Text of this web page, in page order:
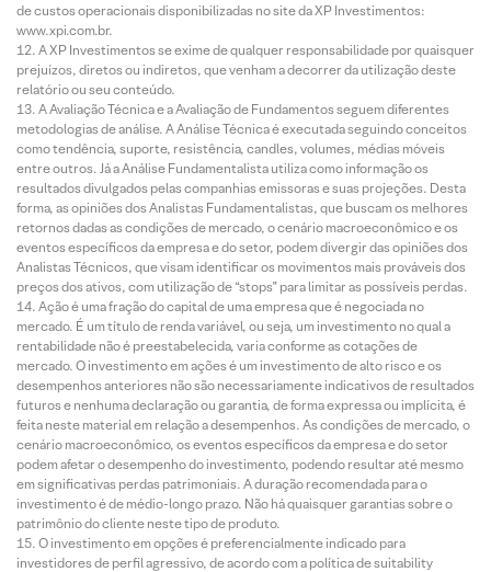
de custos operacionais disponibilizadas no site da XP Investimentos:
www.xpi.com.br.
A XP Investimentos se exime de qualquer responsabilidade por quaisquer
prejuízos, diretos ou indiretos, que venham a decorrer da utilização deste
relatório ou seu conteúdo.
A Avaliação Técnica e a Avaliação de Fundamentos seguem diferentes
metodologias de análise. A Análise Técnica é executada seguindo conceitos
como tendência, suporte, resistência, candles, volumes, médias móveis
entre outros. Já a Análise Fundamentalista utiliza como informação os
resultados divulgados pelas companhias emissoras e suas projeções. Desta
forma, as opiniões dos Analistas Fundamentalistas, que buscam os melhores
retornos dadas as condições de mercado, o cenário macroeconômico e os
eventos específicos da empresa e do setor, podem divergir das opiniões dos
Analistas Técnicos, que visam identificar os movimentos mais prováveis dos
preços dos ativos, com utilização de “stops” para limitar as possíveis perdas.
Ação é uma fração do capital de uma empresa que é negociada no
mercado. É um título de renda variável, ou seja, um investimento no qual a
rentabilidade não é preestabelecida, varia conforme as cotações de
mercado. O investimento em ações é um investimento de alto risco e os
desempenhos anteriores não são necessariamente indicativos de resultados
futuros e nenhuma declaração ou garantia, de forma expressa ou implícita, é
feita neste material em relação a desempenhos. As condições de mercado, o
cenário macroeconômico, os eventos específicos da empresa e do setor
podem afetar o desempenho do investimento, podendo resultar até mesmo
em significativas perdas patrimoniais. A duração recomendada para o
investimento é de médio-longo prazo. Não há quaisquer garantias sobre o
patrimônio do cliente neste tipo de produto.
O investimento em opções é preferencialmente indicado para
investidores de perfil agressivo, de acordo com a política de suitability